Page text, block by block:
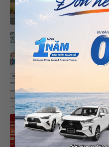
thức ra mắt
Công nghệ
TOYOTA
CHƯƠNG
SUNG ĐIỂM
DÒNG XE
AVANZA
THÔNG
NGUYÊN
THĂNG LONG